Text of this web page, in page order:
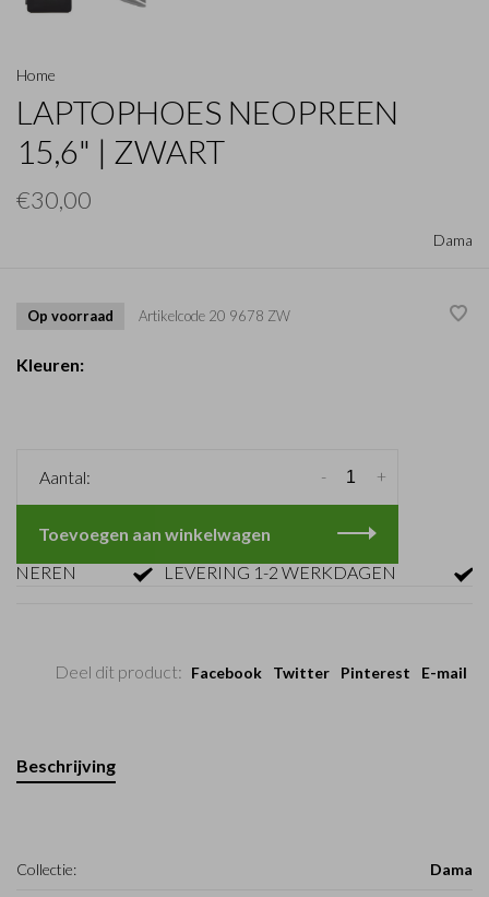
Home
LAPTOPHOES NEOPREEN
15,6" | ZWART
€30,00
Dama
Op voorraad Artikelcode 20 9678 ZW
Kleuren:
Aantal: +
-
Toevoegen aan winkelwagen
LEVERING 1-2 WERKDAGEN
Deel dit product: Facebook Twitter Pinterest E-mail
Beschrijving
Collectie: Dama